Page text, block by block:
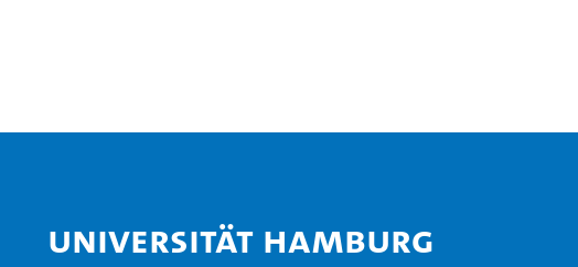
Universität Hamburg